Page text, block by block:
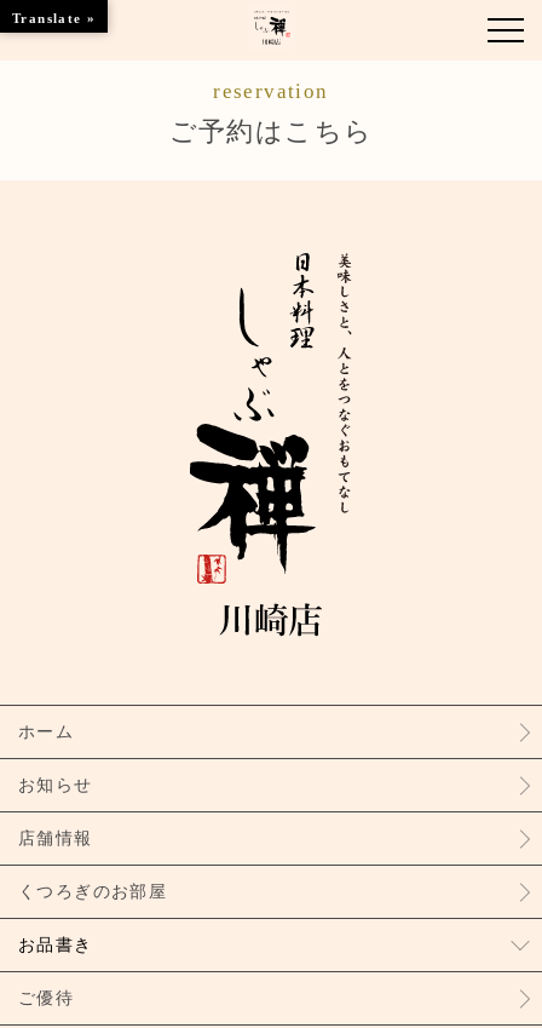
店舗情報
ご優待
ブランドトップ
ご予約はこちら
reservation
ご予約はこちら
ホーム
お知らせ
店舗情報
くつろぎのお部屋
お品書き
ご優待
Translate »